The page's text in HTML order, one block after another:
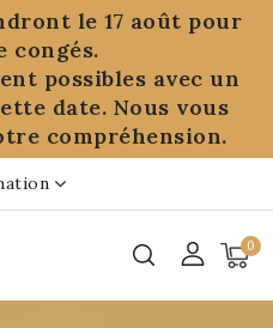
le 17 août pour
congés.
possibles avec un
date. Nous vous
compréhension.
0